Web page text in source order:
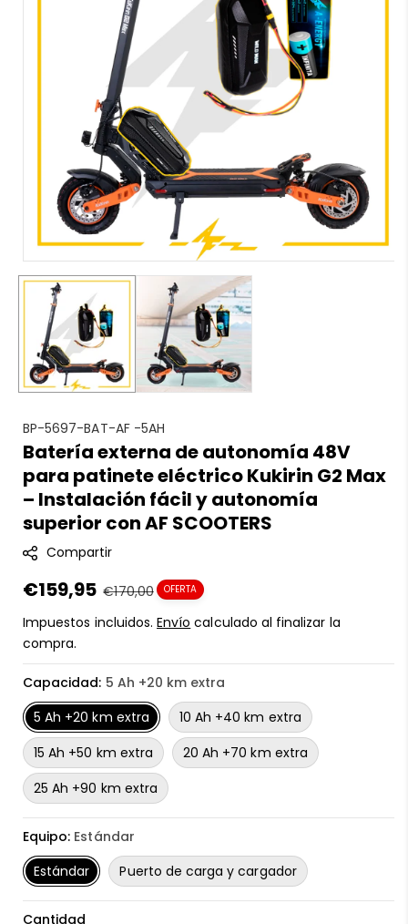
S
K
U
:
BP-5697-BAT-AF -5AH
Batería externa de autonomía 48V
para patinete eléctrico Kukirin G2 Max
– Instalación fácil y autonomía
superior con AF SCOOTERS
Compartir
Precio
en
oferta
€159,95 Precio
regular
€170,00 OFERTA
Impuestos incluidos.Envío calculado al finalizar la
compra.
Capacidad: 5 Ah +20 km extra
5 Ah +20 km extra
10 Ah +40 km extra
15 Ah +50 km extra
20 Ah +70 km extra
25 Ah +90 km extra
Equipo: Estándar
Estándar
Puerto de carga y cargador
Cantidad